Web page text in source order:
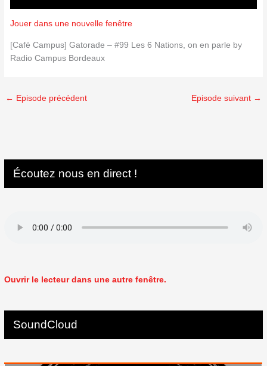
Jouer dans une nouvelle fenêtre
[Café Campus] Gatorade – #99 Les 6 Nations, on en parle by
Radio Campus Bordeaux
← Episode précédent Episode suivant →
Écoutez nous en direct !
Ouvrir le lecteur dans une autre fenêtre.
SoundCloud